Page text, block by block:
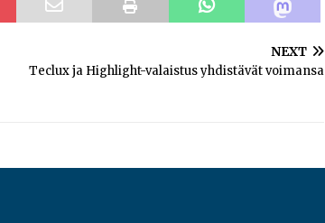
NEXT
Teclux ja Highlight-valaistus yhdistävät voimansa